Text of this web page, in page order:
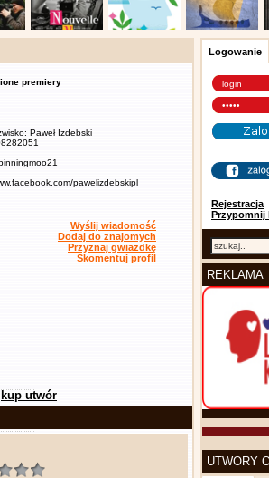
premiery
Paweł Izdebski
pawelizdebskipl
Wyślij wiadomość
Dodaj do znajomych
Przyznaj gwiazdkę
Skomentuj profil
kup utwór
Logowanie
Rejestracja
Przypomnij
REKLAMA
UTWORY